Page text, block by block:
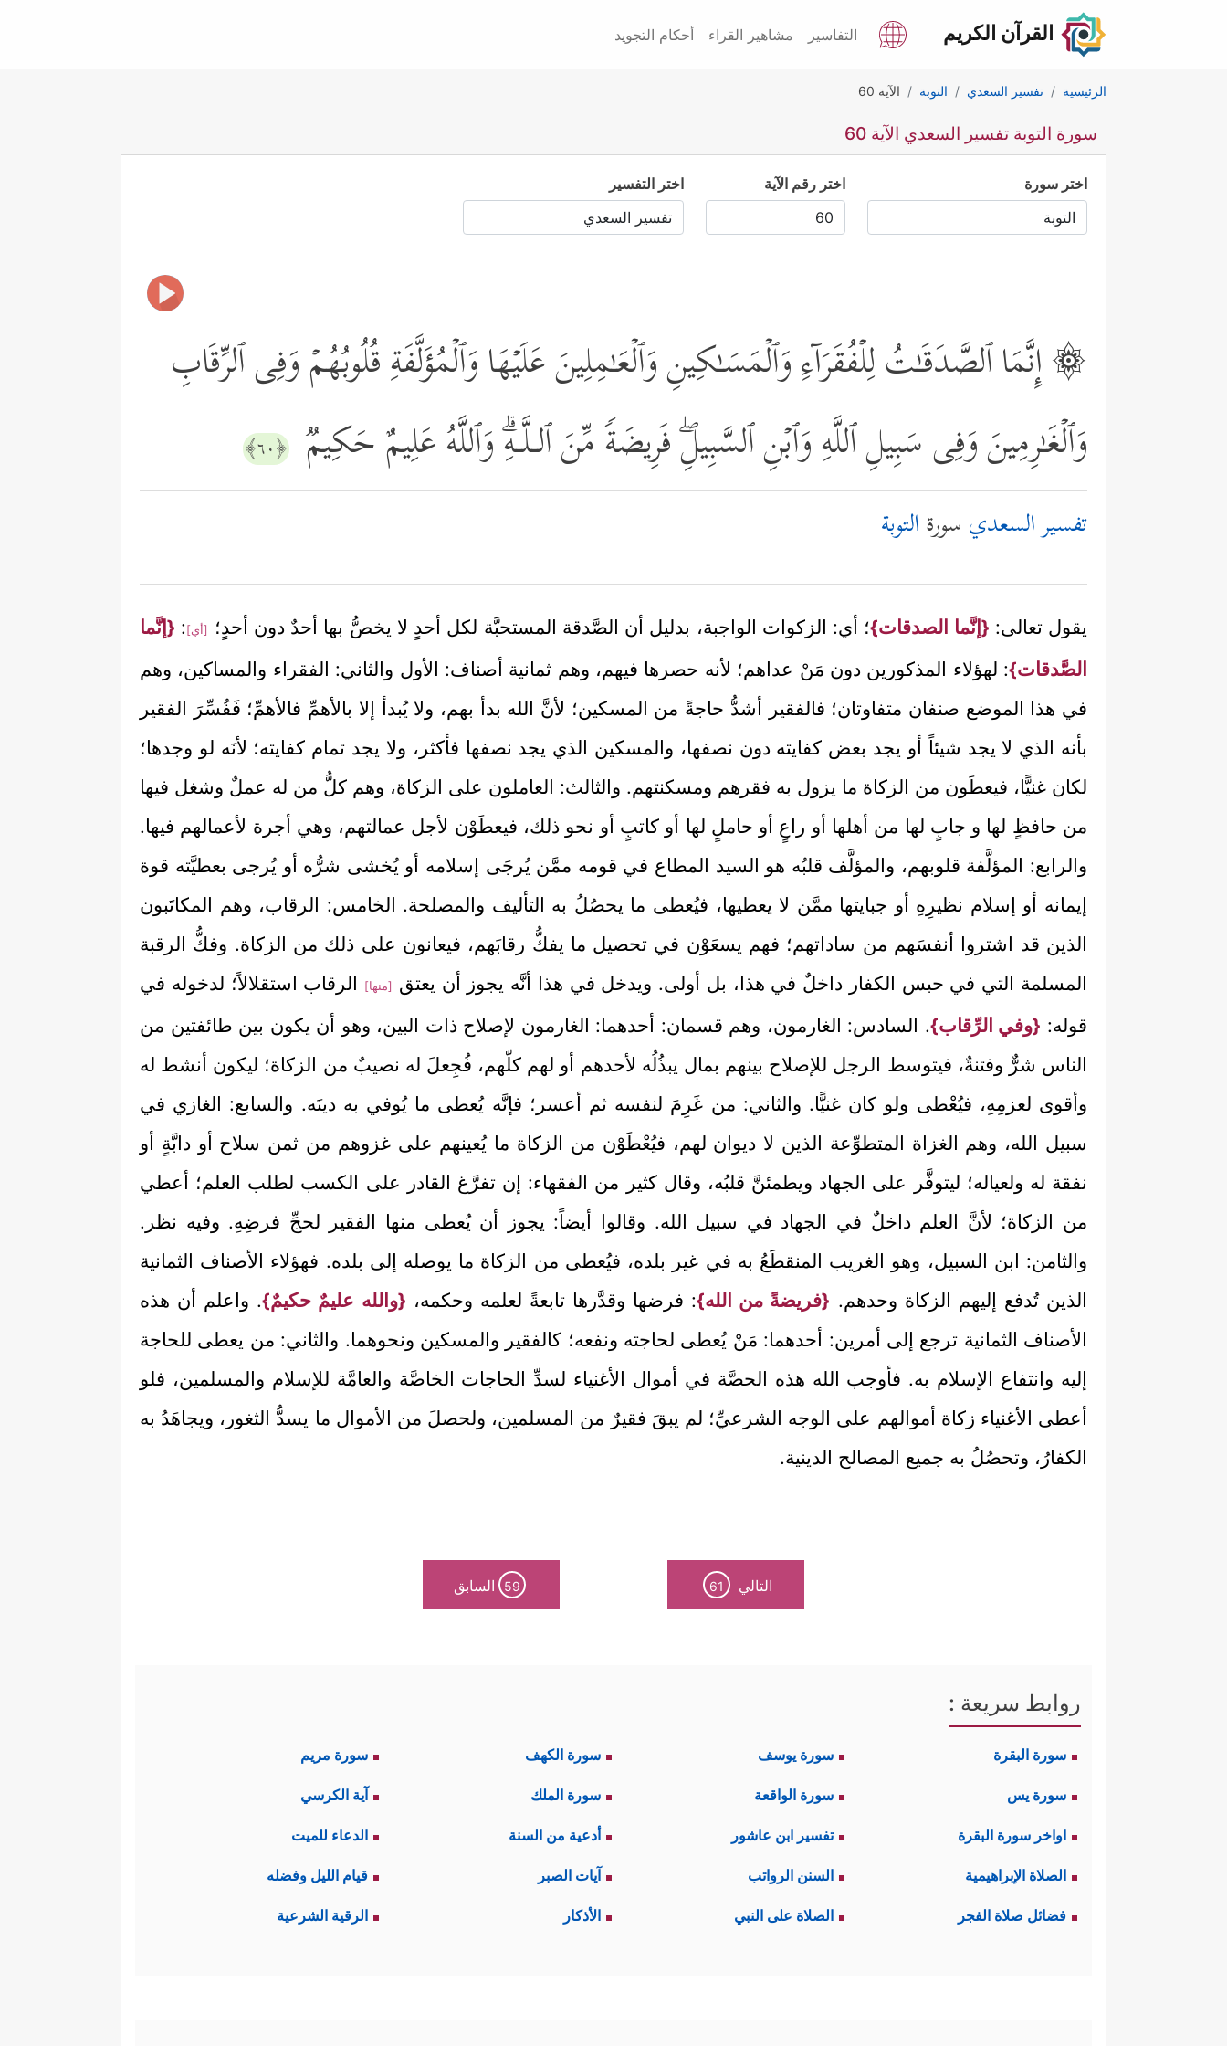
القرآن الكريم التفاسير مشاهير القراء أحكام التجويد
الرئيسية تفسير السعدي التوبة الآية 60
سورة التوبة تفسير السعدي الآية 60
اختر سورة اختر رقم الآية اختر التفسير
۞ إِنَّمَا ٱلصَّدَقَـٰتُ لِلۡفُقَرَاۤءِ وَٱلۡمَسَـٰكِینِ وَٱلۡعَـٰمِلِینَ عَلَیۡهَا وَٱلۡمُؤَلَّفَةِ قُلُوبُهُمۡ وَفِی ٱلرِّقَابِ
وَٱلۡغَـٰرِمِینَ وَفِی سَبِیلِ ٱللَّهِ وَٱبۡنِ ٱلسَّبِیلِۖ فَرِیضَةࣰ مِّنَ ٱلـلَّـهِۗ وَٱللَّهُ عَلِیمٌ حَكِیمࣱ ﴿٦٠﴾
تفسير السعدي سورةالتوبة
يقول تعالى: {إنَّما الصدقات}؛ أي: الزكوات الواجبة، بدليل أن الصَّدقة المستحبَّة لكل أحدٍ لا يخصُّ بها أحدٌ دون أحدٍ؛ [أي] : {إنَّما
الصَّدقات}: لهؤلاء المذكورين دون مَنْ عداهم؛ لأنه حصرها فيهم، وهم ثمانية أصناف: الأول والثاني: الفقراء والمساكين، وهم
في هذا الموضع صنفان متفاوتان؛ فالفقير أشدُّ حاجةً من المسكين؛ لأنَّ الله بدأ بهم، ولا يُبدأ إلا بالأهمِّ فالأهمِّ؛ فَفُسِّرَ الفقير
بأنه الذي لا يجد شيئاً أو يجد بعض كفايته دون نصفها، والمسكين الذي يجد نصفها فأكثر، ولا يجد تمام كفايته؛ لأنَه لو وجدها؛
لكان غنيًّا، فيعطَون من الزكاة ما يزول به فقرهم ومسكنتهم. والثالث: العاملون على الزكاة، وهم كلُّ من له عملٌ وشغل فيها
من حافظٍ لها و جابٍ لها من أهلها أو راعٍ أو حاملٍ لها أو كاتبٍ أو نحو ذلك، فيعطَوْن لأجل عمالتهم، وهي أجرة لأعمالهم فيها.
والرابع: المؤلَّفة قلوبهم، والمؤلَّف قلبُه هو السيد المطاع في قومه ممَّن يُرجَى إسلامه أو يُخشى شرُّه أو يُرجى بعطيَّته قوة
إيمانه أو إسلام نظيرِهِ أو جبايتها ممَّن لا يعطيها، فيُعطى ما يحصُلُ به التأليف والمصلحة. الخامس: الرقاب، وهم المكاتَبون
الذين قد اشتروا أنفسَهم من ساداتهم؛ فهم يسعَوْن في تحصيل ما يفكُّ رقابَهم، فيعانون على ذلك من الزكاة. وفكُّ الرقبة
المسلمة التي في حبس الكفار داخلٌ في هذا، بل أولى. ويدخل في هذا أنَّه يجوز أن يعتق
[منها]
الرقاب استقلالاً؛ لدخوله في
قوله: {وفي الرِّقاب}. السادس: الغارمون، وهم قسمان: أحدهما: الغارمون لإصلاح ذات البين، وهو أن يكون بين طائفتين من
الناس شرٌّ وفتنةٌ، فيتوسط الرجل للإصلاح بينهم بمال يبذُلُه لأحدهم أو لهم كلّهم، فُجِعلَ له نصيبٌ من الزكاة؛ ليكون أنشط له
وأقوى لعزمِهِ، فيُعْطى ولو كان غنيًّا. والثاني: من غَرِمَ لنفسه ثم أعسر؛ فإنَّه يُعطى ما يُوفي به دينَه. والسابع: الغازي في
سبيل الله، وهم الغزاة المتطوِّعة الذين لا ديوان لهم، فيُعْطَوْن من الزكاة ما يُعينهم على غزوهم من ثمن سلاح أو دابَّةٍ أو
نفقة له ولعياله؛ ليتوفَّر على الجهاد ويطمئنَّ قلبُه، وقال كثير من الفقهاء: إن تفرَّغ القادر على الكسب لطلب العلم؛ أعطي
من الزكاة؛ لأنَّ العلم داخلٌ في الجهاد في سبيل الله. وقالوا أيضاً: يجوز أن يُعطى منها الفقير لحجِّ فرضِهِ. وفيه نظر.
والثامن: ابن السبيل، وهو الغريب المنقطَعُ به في غير بلده، فيُعطى من الزكاة ما يوصله إلى بلده. فهؤلاء الأصناف الثمانية
الذين تُدفع إليهم الزكاة وحدهم. {فريضةً من الله}: فرضها وقدَّرها تابعةً لعلمه وحكمه، {والله عليمٌ حكيمٌ}. واعلم أن هذه
الأصناف الثمانية ترجع إلى أمرين: أحدهما: مَنْ يُعطى لحاجته ونفعه؛ كالفقير والمسكين ونحوهما. والثاني: من يعطى للحاجة
إليه وانتفاع الإسلام به. فأوجب الله هذه الحصَّة في أموال الأغنياء لسدِّ الحاجات الخاصَّة والعامَّة للإسلام والمسلمين، فلو
أعطى الأغنياء زكاة أموالهم على الوجه الشرعيِّ؛ لم يبقَ فقيرٌ من المسلمين، ولحصلَ من الأموال ما يسدُّ الثغور، ويجاهَدُ به
الكفارُ، وتحصُلُ به جميع المصالح الدينية.
التالي 61
59 السابق
روابط سريعة :
سورة البقرة سورة يوسف سورة الكهف سورة مريم
سورة يس سورة الواقعة سورة الملك آية الكرسي
اواخر سورة البقرة تفسير ابن عاشور أدعية من السنة الدعاء للميت
الصلاة الإبراهيمية السنن الرواتب آيات الصبر قيام الليل وفضله
فضائل صلاة الفجر الصلاة على النبي الأذكار الرقية الشرعية